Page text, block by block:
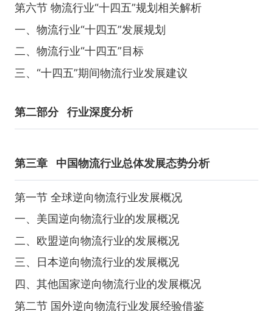
第六节 物流行业“十四五”规划相关解析
一、物流行业“十四五”发展规划
二、物流行业“十四五”目标
三、“十四五”期间物流行业发展建议
第二部分 行业深度分析
第三章 中国物流行业总体发展态势分析
第一节 全球逆向物流行业发展概况
一、美国逆向物流行业的发展概况
二、欧盟逆向物流行业的发展概况
三、日本逆向物流行业的发展概况
四、其他国家逆向物流行业的发展概况
第二节 国外逆向物流行业发展经验借鉴